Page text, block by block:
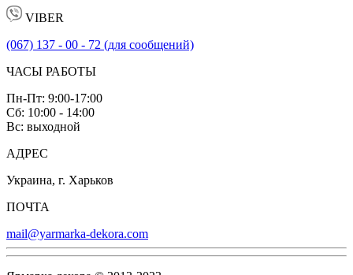
VIBER
(067) 137 - 00 - 72 (для сообщений)
ЧАСЫ РАБОТЫ
Пн-Пт: 9:00-17:00
Сб: 10:00 - 14:00
Вс: выходной
АДРЕС
Украина, г. Харьков
ПОЧТА
mail@yarmarka-dekora.com